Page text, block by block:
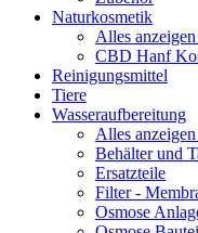
Naturkosmetik
Alles
CBD Hanf
Reinigungsmittel
Tiere
Wasseraufbereitung
Alles
Behälter und
Ersatzteile
Filter -
Osmose